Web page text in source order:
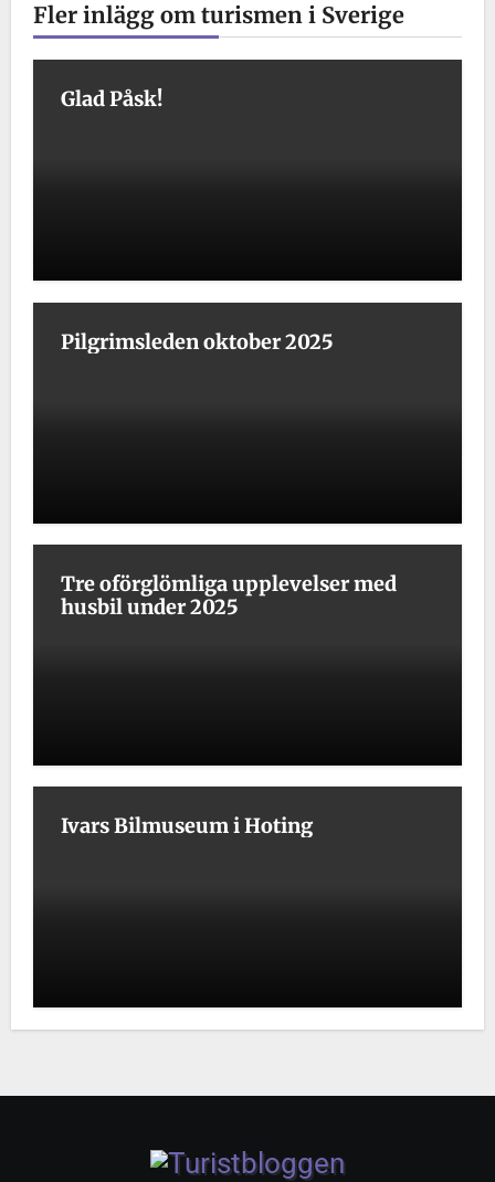
Fler inlägg om turismen i Sverige
Glad Påsk!
Pilgrimsleden oktober 2025
Tre oförglömliga upplevelser med
husbil under 2025
Ivars Bilmuseum i Hoting